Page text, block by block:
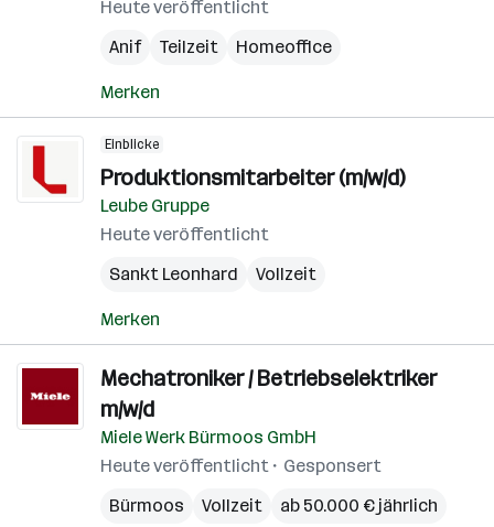
Heute veröffentlicht
Anif
Teilzeit Homeoffice
Merken
Einblicke
Produktionsmitarbeiter (m/w/d)
Leube Gruppe
Heute veröffentlicht
Sankt Leonhard
Vollzeit
Merken
Mechatroniker / Betriebselektriker
m/w/d
Miele Werk Bürmoos GmbH
Heute veröffentlicht
Gesponsert
Bürmoos
Vollzeit ab 50.000 € jährlich